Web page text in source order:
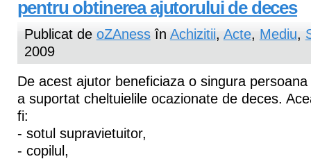
pentru obtinerea ajutorului de deces
Publicat de oZAnessîn Achizitii, Acte, Mediu,
2009
De acest ajutor beneficiaza o singura
a suportat cheltuielile ocazionate de deces.
fi:
- sotul supravietuitor,
- copilul,